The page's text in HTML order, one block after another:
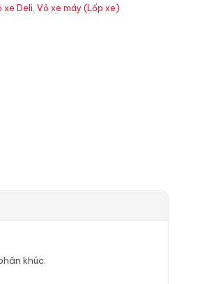
xe Deli, Vỏ xe máy (Lốp xe)
khúc.